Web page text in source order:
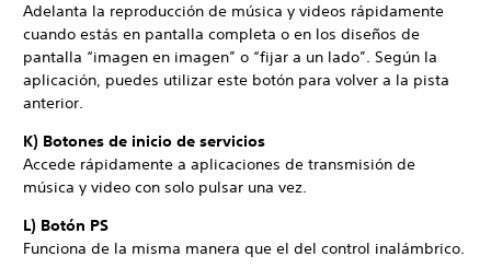
Adelanta la reproducción de música y videos rápidamente
cuando estás en pantalla completa o en los diseños de
pantalla “imagen en imagen” o “fijar a un lado”. Según la
aplicación, puedes utilizar este botón para volver a la pista
anterior.
K) Botones de inicio de servicios
Accede rápidamente a aplicaciones de transmisión de
música y video con solo pulsar una vez.
L) Botón PS
Funciona de la misma manera que el del control inalámbrico.